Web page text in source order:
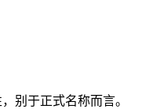
别于正式名称而言。